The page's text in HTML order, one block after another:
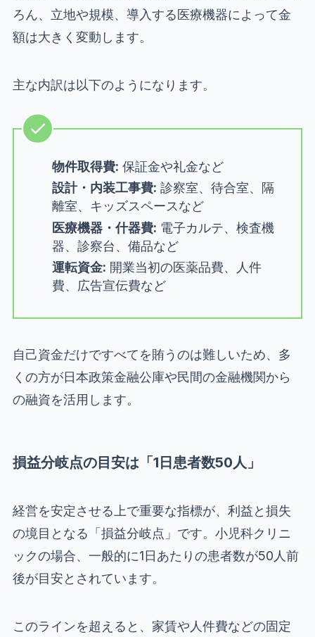
ろん、立地や規模、導入する医療機器によって金
額は大きく変動します。
主な内訳は以下のようになります。
物件取得費: 保証金や礼金など
設計・内装工事費: 診察室、待合室、隔
離室、キッズスペースなど
医療機器・什器費: 電子カルテ、検査機
器、診察台、備品など
運転資金: 開業当初の医薬品費、人件
費、広告宣伝費など
自己資金だけですべてを賄うのは難しいため、多
くの方が日本政策金融公庫や民間の金融機関から
の融資を活用します。
損益分岐点の目安は「1日患者数50人」
経営を安定させる上で重要な指標が、利益と損失
の境目となる「損益分岐点」です。小児科クリニ
ックの場合、一般的に1日あたりの患者数が50人前
後が目安とされています。
このラインを超えると、家賃や人件費などの固定